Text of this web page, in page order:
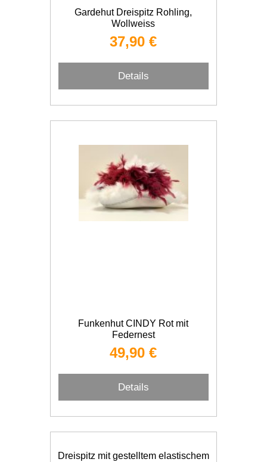
Gardehut Dreispitz Rohling,
Wollweiss
37,90 €
Details
Funkenhut CINDY Rot mit
Federnest
49,90 €
Details
Dreispitz mit gestelltem elastischem